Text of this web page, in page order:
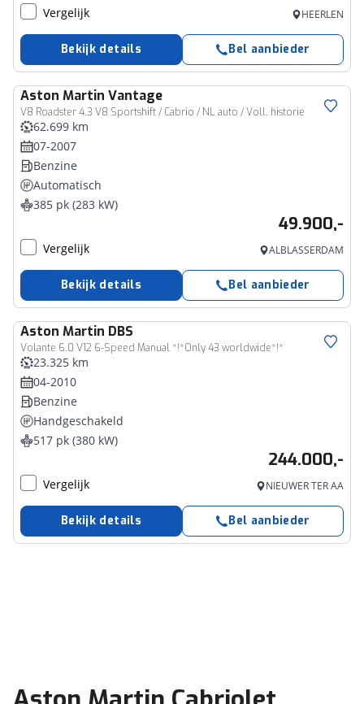
Vergelijk HEERLEN
Bekijk details Bel aanbieder
Aston Martin Vantage
V8 Roadster 4.3 V8 Sportshift / Cabrio / NL auto / Voll. historie
62.699 km
07-2007
Benzine
Automatisch
385 pk (283 kW)
49.900,-
Vergelijk ALBLASSERDAM
Bekijk details Bel aanbieder
Aston Martin DBS
Volante 6.0 V12 6-Speed Manual *!*Only 43 worldwide*!*
23.325 km
04-2010
Benzine
Handgeschakeld
517 pk (380 kW)
244.000,-
Vergelijk NIEUWER TER AA
Bekijk details Bel aanbieder